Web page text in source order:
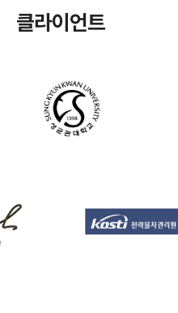
클라이언트